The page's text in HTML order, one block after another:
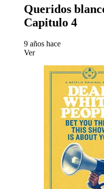
Queridos
Capitulo 4
9 años hace
Ver